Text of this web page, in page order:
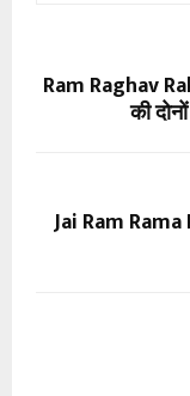
Ram Raghav
की
Jai Ram